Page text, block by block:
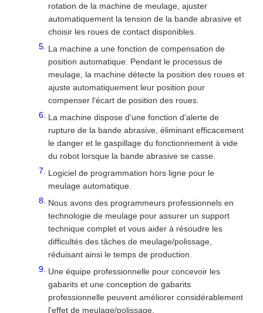
rotation de la machine de meulage, ajuster
automatiquement la tension de la bande abrasive et
choisir les roues de contact disponibles.
La machine a une fonction de compensation de
position automatique. Pendant le processus de
meulage, la machine détecte la position des roues et
ajuste automatiquement leur position pour
compenser l'écart de position des roues.
La machine dispose d'une fonction d'alerte de
rupture de la bande abrasive, éliminant efficacement
le danger et le gaspillage du fonctionnement à vide
du robot lorsque la bande abrasive se casse.
Logiciel de programmation hors ligne pour le
meulage automatique.
Nous avons des programmeurs professionnels en
technologie de meulage pour assurer un support
technique complet et vous aider à résoudre les
difficultés des tâches de meulage/polissage,
réduisant ainsi le temps de production.
Une équipe professionnelle pour concevoir les
gabarits et une conception de gabarits
professionnelle peuvent améliorer considérablement
l'effet de meulage/polissage.